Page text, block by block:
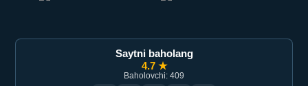
Saytni baholang
4.7 ★
Baholovchi: 409